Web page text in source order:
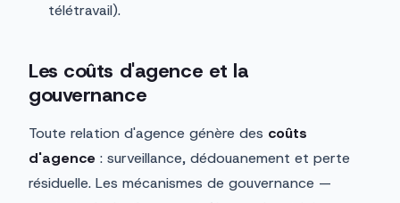
télétravail).
Les coûts d'agence et la
gouvernance
Toute relation d'agence génère des coûts
d'agence : surveillance, dédouanement et perte
résiduelle. Les mécanismes de gouvernance —